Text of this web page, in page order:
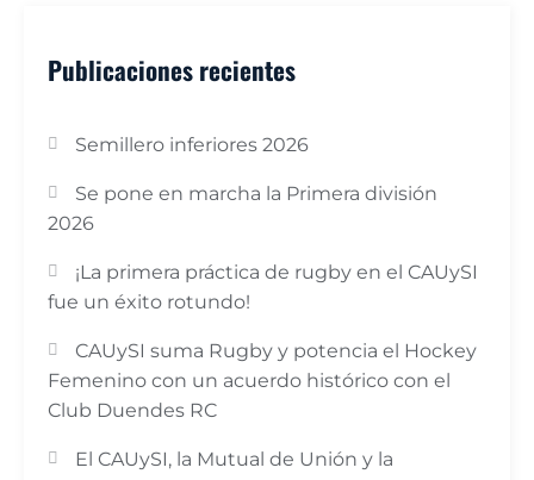
Publicaciones recientes
Semillero inferiores 2026
Se pone en marcha la Primera división
2026
¡La primera práctica de rugby en el CAUySI
fue un éxito rotundo!
CAUySI suma Rugby y potencia el Hockey
Femenino con un acuerdo histórico con el
Club Duendes RC
El CAUySI, la Mutual de Unión y la